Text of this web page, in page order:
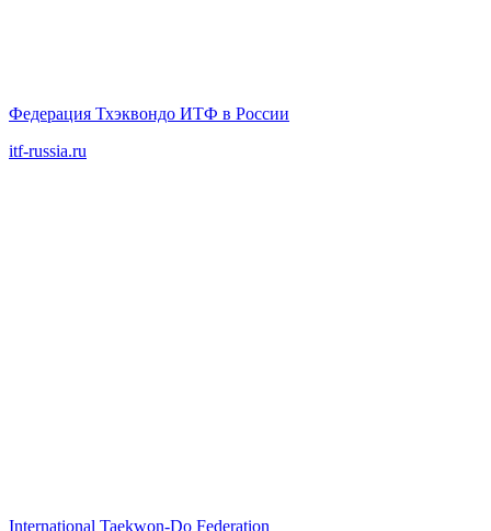
Федерация Тхэквондо ИТФ в России
itf-russia.ru
International Taekwon‑Do Federation